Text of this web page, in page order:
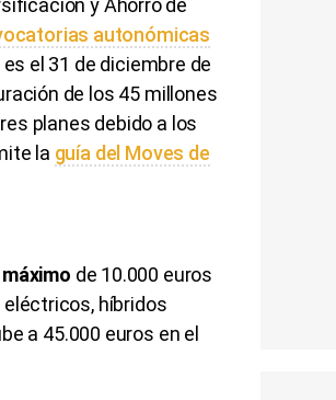
y Ahorro de
autonómicas
el 31 de diciembre de
de los 45 millones
planes debido a los
la guía del Moves de
de 10.000 euros
híbridos
a 45.000 euros en el